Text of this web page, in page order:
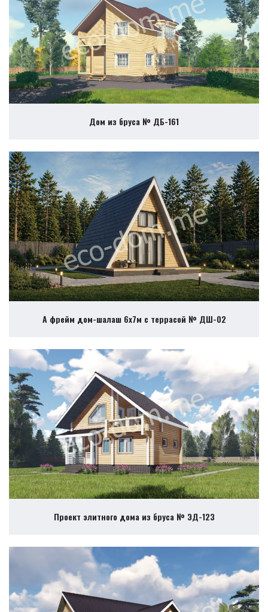
Дом из бруса № ДБ-161
А фрейм дом-шалаш 6х7м с террасой № ДШ-02
Проект элитного дома из бруса № ЭД-123